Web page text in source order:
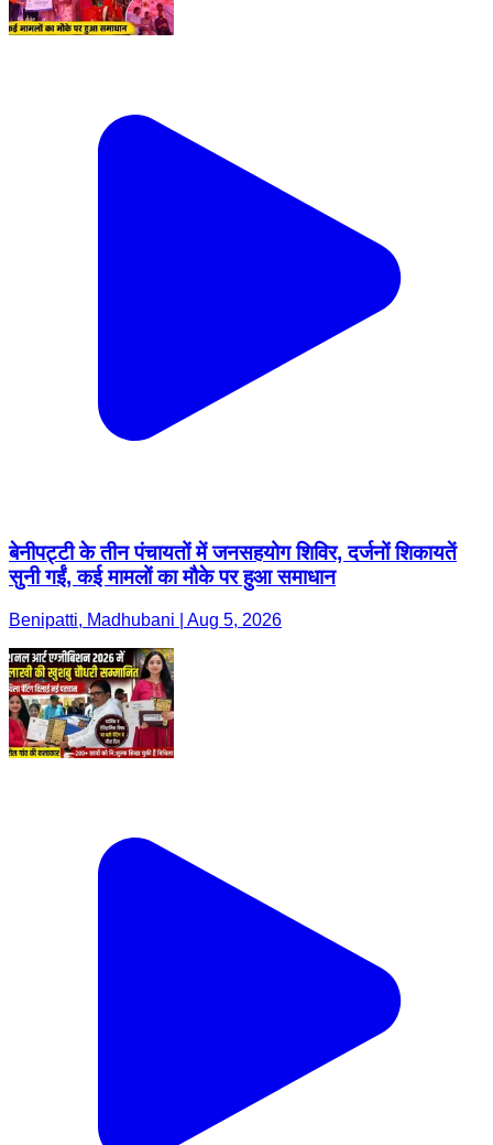
बेनीपट्टी के तीन पंचायतों में जनसहयोग शिविर, दर्जनों शिकायतें
सुनी गईं, कई मामलों का मौके पर हुआ समाधान
Benipatti, Madhubani | Aug 5, 2026